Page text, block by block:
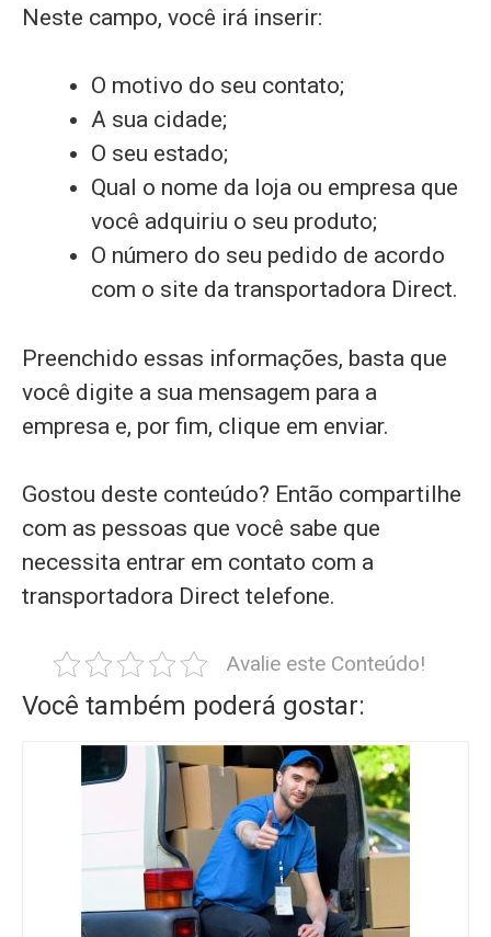
Neste campo, você irá inserir:
O motivo do seu contato;
A sua cidade;
O seu estado;
Qual o nome da loja ou empresa que
você adquiriu o seu produto;
O número do seu pedido de acordo
com o site da transportadora Direct.
Preenchido essas informações, basta que
você digite a sua mensagem para a
empresa e, por fim, clique em enviar.
Gostou deste conteúdo? Então compartilhe
com as pessoas que você sabe que
necessita entrar em contato com a
transportadora Direct telefone.
Avalie este Conteúdo!
Você também poderá gostar: